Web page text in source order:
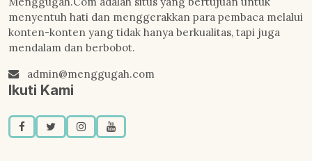
menyentuh hati dan menggerakkan para pembaca melalui
konten-konten yang tidak hanya berkualitas, tapi juga
mendalam dan berbobot.
admin@menggugah.com
Ikuti Kami